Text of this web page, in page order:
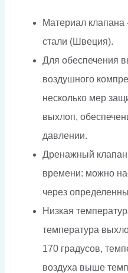
Материал
стали (Швеция).
Для обеспечения
воздушного
несколько мер
выхлоп,
давлении.
Дренажный клапан
времени: можно
через
Низкая
температура
170 градусов,
воздуха выше